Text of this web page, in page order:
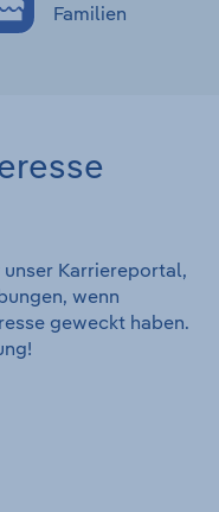
Familien
Karriereportal,
wenn
geweckt haben.